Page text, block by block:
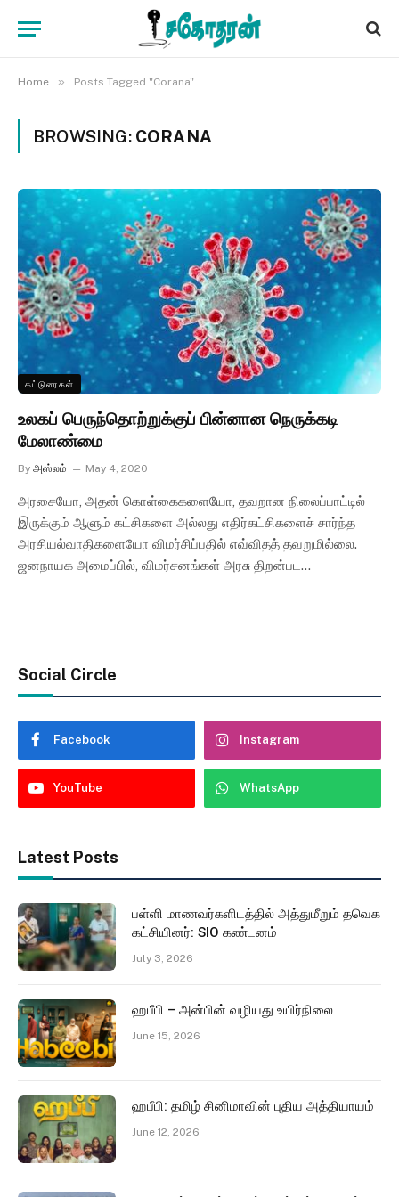
Home » Posts Tagged "Corana"
BROWSING: CORANA
கட்டுரைகள்
உலகப் பெருந்தொற்றுக்குப் பின்னான நெருக்கடி
மேலாண்மை
By அஸ்லம் May 4, 2020
அரசையோ, அதன் கொள்கைகளையோ, தவறான நிலைப்பாட்டில்
இருக்கும் ஆளும் கட்சிகளை அல்லது எதிர்கட்சிகளைச் சார்ந்த
அரசியல்வாதிகளையோ விமர்சிப்பதில் எவ்விதத் தவறுமில்லை.
ஜனநாயக அமைப்பில், விமர்சனங்கள் அரசு திறன்பட…
Social Circle
Facebook Instagram
YouTube WhatsApp
Latest Posts
பள்ளி மாணவர்களிடத்தில் அத்துமீறும் தவெக
கட்சியினர்: SIO கண்டனம்
July 3, 2026
ஹபீபி – அன்பின் வழியது உயிர்நிலை
June 15, 2026
ஹபீபி: தமிழ் சினிமாவின் புதிய அத்தியாயம்
June 12, 2026